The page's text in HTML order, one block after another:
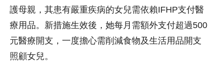
護母親，其患有嚴重疾病的女兒需依賴IFHP支付醫
療用品。新措施生效後，她每月需額外支付超過500
元醫療開支，一度擔心需削減食物及生活用品開支
照顧女兒。